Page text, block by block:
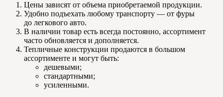
Цены зависят от объема приобретаемой продукции.
Удобно подъехать любому транспорту — от фуры
до легкового авто.
В наличии товар есть всегда постоянно, ассортимент
часто обновляется и дополняется.
Тепличные конструкции продаются в большом
ассортименте и могут быть:
дешевыми;
стандартными;
усиленными.